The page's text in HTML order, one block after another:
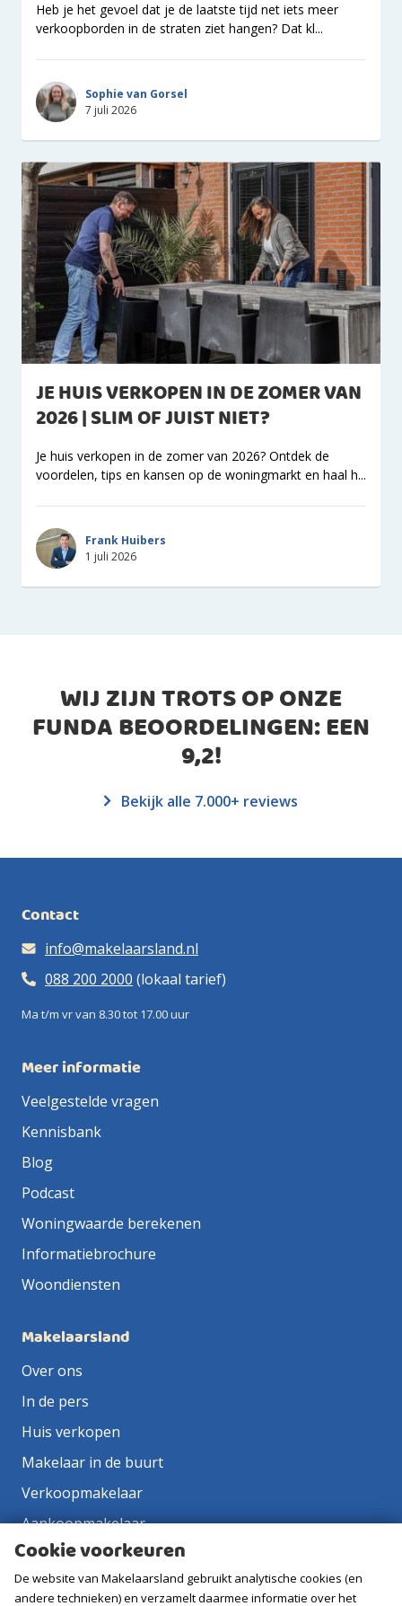
Heb je het gevoel dat je de laatste tijd net iets meer
verkoopborden in de straten ziet hangen? Dat kl...
Sophie van Gorsel
7 juli 2026
JE HUIS VERKOPEN IN DE ZOMER VAN
2026 | SLIM OF JUIST NIET?
Je huis verkopen in de zomer van 2026? Ontdek de
voordelen, tips en kansen op de woningmarkt en haal h...
Frank Huibers
1 juli 2026
WIJ ZIJN TROTS OP ONZE
FUNDA BEOORDELINGEN: EEN
9,2!
Bekijk alle 7.000+ reviews
Contact
info@makelaarsland.nl
088 200 2000 (lokaal tarief)
Ma t/m vr van 8.30 tot 17.00 uur
Meer informatie
Veelgestelde vragen
Kennisbank
Blog
Podcast
Woningwaarde berekenen
Informatiebrochure
Woondiensten
Makelaarsland
Over ons
In de pers
Huis verkopen
Makelaar in de buurt
Verkoopmakelaar
Aankoopmakelaar
Contact
Vacatures
Cookie voorkeuren
De website van Makelaarsland gebruikt analytische cookies (en
andere technieken) en verzamelt daarmee informatie over het